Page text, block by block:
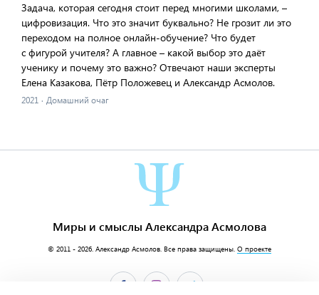
Задача, которая сегодня стоит перед многими школами, –
цифровизация. Что это значит буквально? Не грозит ли это
переходом на полное онлайн-обучение? Что будет
с фигурой учителя? А главное – какой выбор это даёт
ученику и почему это важно? Отвечают наши эксперты
Елена Казакова, Пётр Положевец и Александр Асмолов.
2021 · Домашний очаг
Миры и смыслы Александра Асмолова
© 2011 - 2026. Александр Асмолов . Все права защищены. О проекте